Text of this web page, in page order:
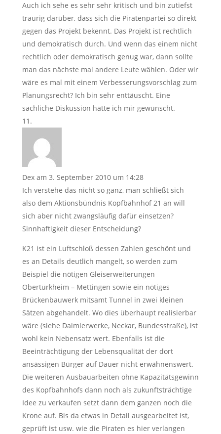
Auch ich sehe es sehr sehr kritisch und bin zutiefst
traurig darüber, dass sich die Piratenpartei so direkt
gegen das Projekt bekennt. Das Projekt ist rechtlich
und demokratisch durch. Und wenn das einem nicht
rechtlich oder demokratisch genug war, dann sollte
man das nächste mal andere Leute wählen. Oder wir
wäre es mal mit einem Verbesserungsvorschlag zum
Planungsrecht? Ich bin sehr enttäuscht. Eine
sachliche Diskussion hätte ich mir gewünscht.
Dex am 3. September 2010 um 14:28
Ich verstehe das nicht so ganz, man schließt sich
also dem Aktionsbündnis Kopfbahnhof 21 an will
sich aber nicht zwangsläufig dafür einsetzen?
Sinnhaftigkeit dieser Entscheidung?
K21 ist ein Luftschloß dessen Zahlen geschönt und
es an Details deutlich mangelt, so werden zum
Beispiel die nötigen Gleiserweiterungen
Obertürkheim – Mettingen sowie ein nötiges
Brückenbauwerk mitsamt Tunnel in zwei kleinen
Sätzen abgehandelt. Wo dies überhaupt realisierbar
wäre (siehe Daimlerwerke, Neckar, Bundesstraße), ist
wohl kein Nebensatz wert. Ebenfalls ist die
Beeinträchtigung der Lebensqualität der dort
ansässigen Bürger auf Dauer nicht erwähnenswert.
Die weiteren Ausbauarbeiten ohne Kapazitätsgewinn
des Kopfbahnhofs dann noch als zukunftsträchtige
Idee zu verkaufen setzt dann dem ganzen noch die
Krone auf. Bis da etwas in Detail ausgearbeitet ist,
geprüft ist usw. wie die Piraten es hier verlangen